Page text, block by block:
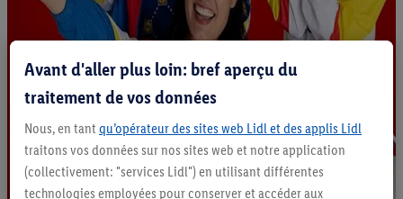
Avant d'aller plus loin: bref aperçu du
traitement de vos données
Nous, en tant qu’opérateur des sites web Lidl et des applis Lidl
traitons vos données sur nos sites web et notre application
(collectivement: "services Lidl") en utilisant différentes
technologies employées pour conserver et accéder aux